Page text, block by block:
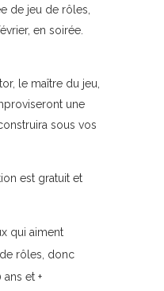
de jeu de rôles,
en soirée.
le maître du jeu,
une
sous vos
est gratuit et
qui aiment
rôles, donc
et +